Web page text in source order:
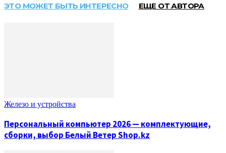
ЭТО МОЖЕТ БЫТЬ ИНТЕРЕСНО ЕЩЕ ОТ АВТОРА
Железо и устройства
Персональный компьютер 2026 — комплектующие,
сборки, выбор Белый Ветер Shop.kz